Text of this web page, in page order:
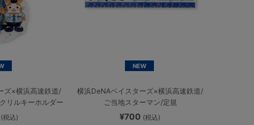
ズ×横浜高速鉄道/
リルキーホルダー
(税込)
NEW
横浜DeNAベイスターズ×横浜高速鉄道/
ご当地スターマン/定規
¥700 (税込)